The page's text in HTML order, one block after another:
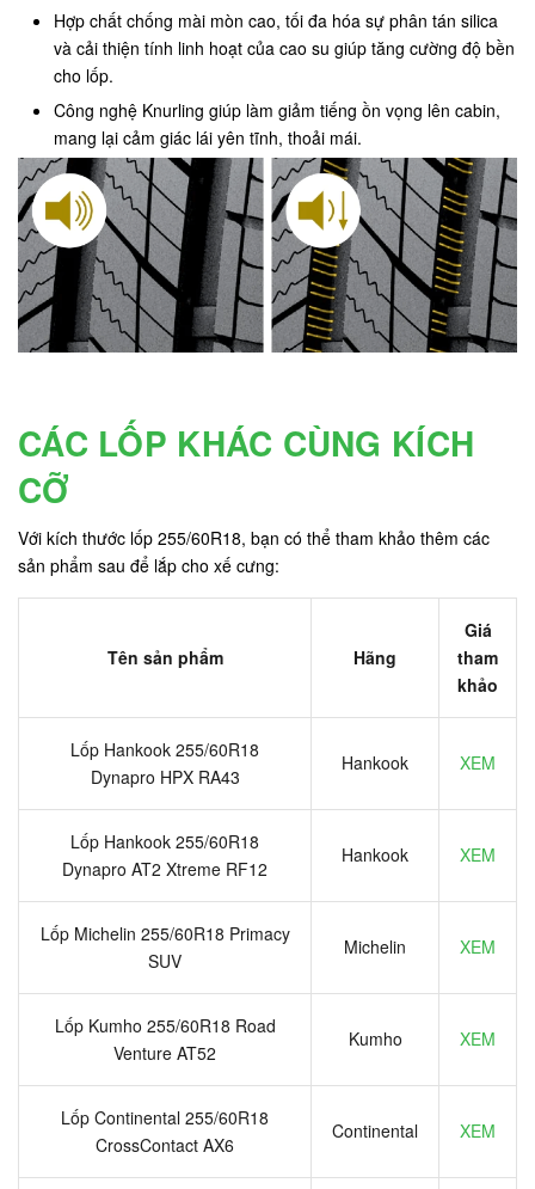
Hợp chất chống mài mòn cao, tối đa hóa sự phân tán silica
và cải thiện tính linh hoạt của cao su giúp tăng cường độ bền
cho lốp.
Công nghệ Knurling giúp làm giảm tiếng ồn vọng lên cabin,
mang lại cảm giác lái yên tĩnh, thoải mái.
CÁC LỐP KHÁC CÙNG KÍCH
CỠ
Với kích thước lốp 255/60R18, bạn có thể tham khảo thêm các
sản phẩm sau để lắp cho xế cưng:
Tên sản phẩm Hãng
Giá
tham
khảo
Lốp Hankook 255/60R18
Dynapro HPX RA43
Hankook XEM
Lốp Hankook 255/60R18
Dynapro AT2 Xtreme RF12
Hankook XEM
Lốp Michelin 255/60R18 Primacy
SUV
Michelin XEM
Lốp Kumho 255/60R18 Road
Venture AT52
Kumho XEM
Lốp Continental 255/60R18
CrossContact AX6
Continental XEM